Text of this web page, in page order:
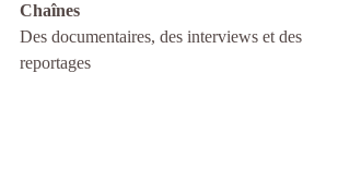
Chaînes
Des documentaires, des interviews et des
reportages